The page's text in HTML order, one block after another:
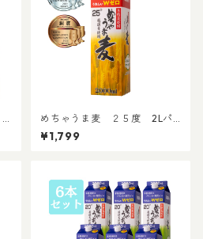
めちゃうま麦 ２５度 2Lパ
ック｜晩酌 飲み会 ２Lパック
お得な焼酎 2L焼酎 パック焼酎
¥1,799